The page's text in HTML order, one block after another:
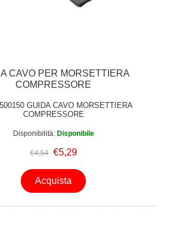
CAVO PER MORSETTIERA
COMPRESSORE
GUIDA CAVO MORSETTIERA
COMPRESSORE
Disponibilità: Disponibile
€4,54 €5,29
Acquista